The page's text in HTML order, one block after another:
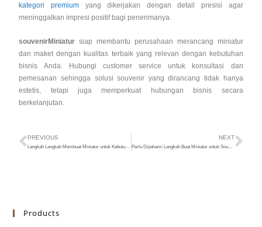
kategori premium yang dikerjakan dengan detail presisi agar
meninggalkan impresi positif bagi penerimanya.
souvenirMiniatur siap membantu perusahaan merancang miniatur
dan maket dengan kualitas terbaik yang relevan dengan kebutuhan
bisnis Anda. Hubungi customer service untuk konsultasi dan
pemesanan sehingga solusi souvenir yang dirancang tidak hanya
estetis, tetapi juga memperkuat hubungan bisnis secara
berkelanjutan.
PREVIOUS NEXT
Perlu Dipahami Langkah Buat Miniatur untuk Souvenir
Products